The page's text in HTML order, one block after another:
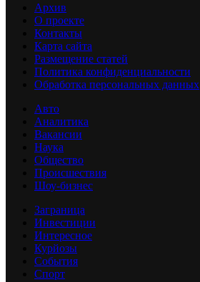
Архив
О проекте
Контакты
Карта сайта
Размещение статей
Политика конфиденциальности
Обработка персональных данных
Авто
Аналитика
Вакансии
Наука
Общество
Происшествия
Шоу-бизнес
Заграница
Инвестиции
Интересное
Курйозы
События
Спорт